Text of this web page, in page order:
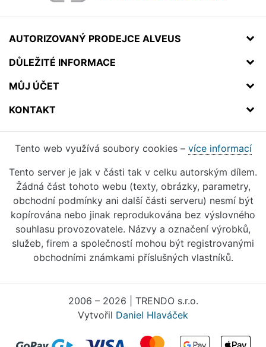
AUTORIZOVANÝ PRODEJCE ALVEUS
DŮLEŽITÉ INFORMACE
MŮJ ÚČET
KONTAKT
Tento web využívá soubory cookies – více informací
Tento server je jak v části tak v celku autorským dílem.
Žádná část tohoto webu (texty, obrázky, parametry,
obchodní podmínky ani další části serveru) nesmí být
kopírována nebo jinak reprodukována bez výslovného
souhlasu provozovatele. Názvy a označení výrobků,
služeb, firem a společností mohou být registrovanými
obchodními známkami příslušných vlastníků.
2006 – 2026 | TRENDO s.r.o.
Vytvořil Daniel Hlaváček